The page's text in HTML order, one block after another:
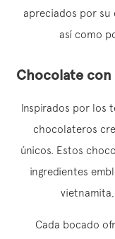
apreciados por su
así como
Chocolate con
Inspirados por los
chocolateros
únicos. Estos
ingredientes
Cada bocado